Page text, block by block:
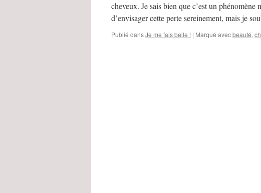
cheveux. Je sais bien que c’est un
d’envisager cette perte sereinement, mais je
Publié dansJe me fais belle ! | Marqué avecbeauté,